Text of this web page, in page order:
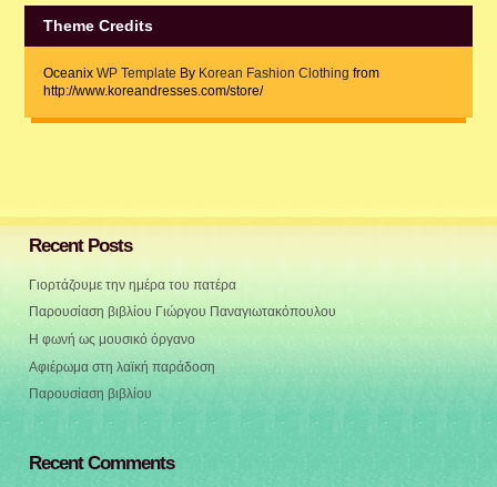
Theme Credits
Oceanix WP Template By Korean Fashion Clothing from
http://www.koreandresses.com/store/
Recent Posts
Γιορτάζουμε την ημέρα του πατέρα
Παρουσίαση βιβλίου Γιώργου Παναγιωτακόπουλου
Η φωνή ως μουσικό όργανο
Αφιέρωμα στη λαϊκή παράδοση
Παρουσίαση βιβλίου
Recent Comments